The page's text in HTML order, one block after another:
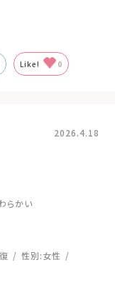
Like! 0
2026.4.18
らかい
性別:女性